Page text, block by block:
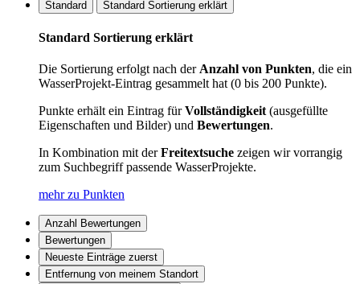
Standard Standard Sortierung erklärt
Standard Sortierung erklärt
Die Sortierung erfolgt nach derAnzahl von Punkten, die ein
WasserProjekt-Eintrag gesammelt hat (0 bis 200 Punkte).
Punkte erhält ein Eintrag fürVollständigkeit(ausgefüllte
Eigenschaften und Bilder) und Bewertungen.
In Kombination mit derFreitextsuche zeigen wir vorrangig
zum Suchbegriff passende WasserProjekte.
mehr zu Punkten
Anzahl Bewertungen
Bewertungen
Neueste Einträge zuerst
Entfernung von meinem Standort